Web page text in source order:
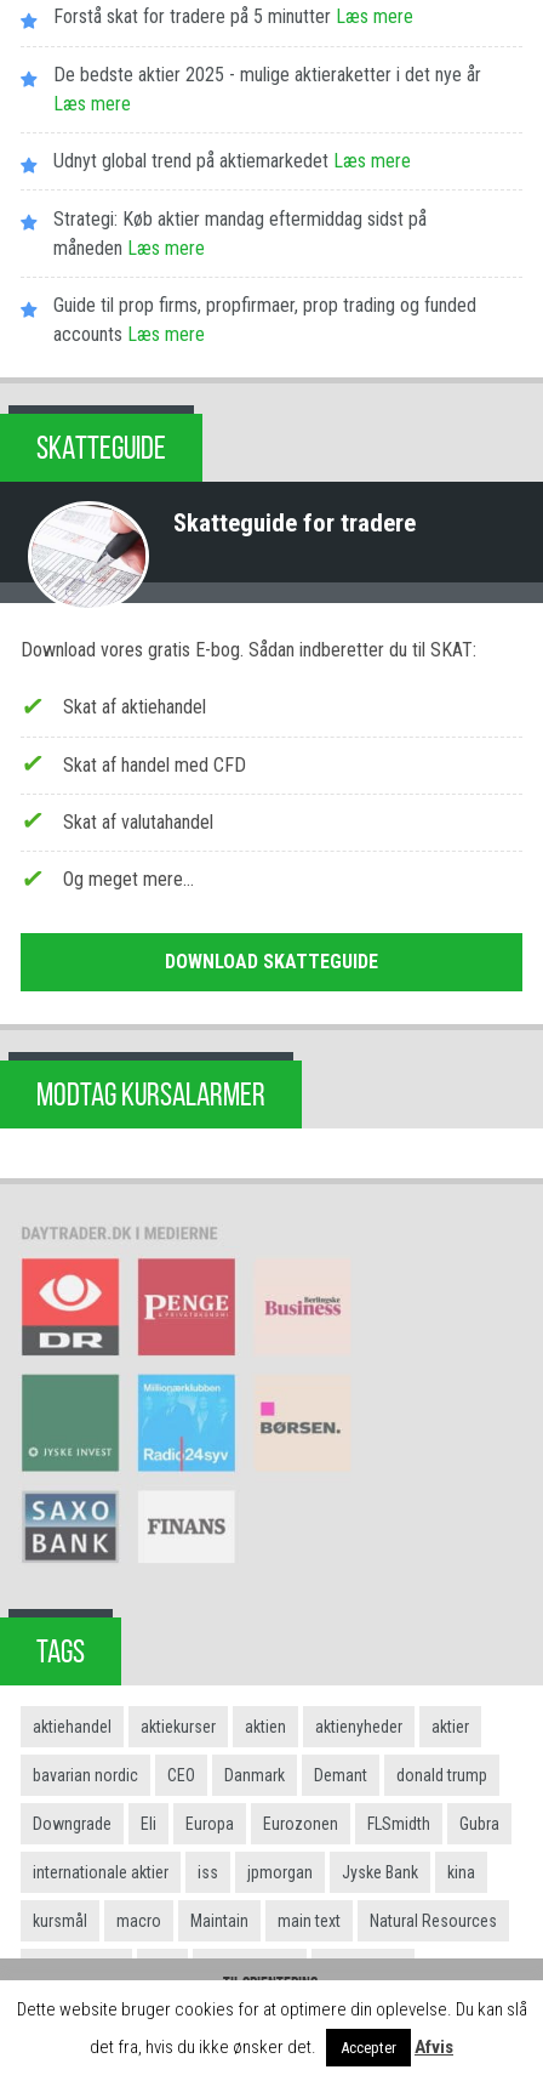
Forstå skat for tradere på 5 minutter Læs mere
De bedste aktier 2025 - mulige aktieraketter i det nye år
Læs mere
Udnyt global trend på aktiemarkedet Læs mere
Strategi: Køb aktier mandag eftermiddag sidst på
måneden Læs mere
Guide til prop firms, propfirmaer, prop trading og funded
accounts Læs mere
SKATTEGUIDE
Skatteguide for tradere
Download vores gratis E-bog. Sådan indberetter du til SKAT:
Skat af aktiehandel
Skat af handel med CFD
Skat af valutahandel
Og meget mere…
DOWNLOAD SKATTEGUIDE
MODTAG KURSALARMER
TAGS
aktiehandel aktiekurser aktien aktienyheder aktier
bavarian nordic CEO Danmark Demant donald trump
Downgrade Eli Europa Eurozonen FLSmidth Gubra
internationale aktier iss jpmorgan Jyske Bank kina
kursmål macro Maintain main text Natural Resources
peter arendt Profit warning regnskab Report Research
TCM Group
Dette website bruger cookies for at optimere din oplevelse. Du kan slå
det fra, hvis du ikke ønsker det.
Accepter Afvis
Til orientering:
Hos daytrader.dk skaber vi gratis indhold og læringsforløb for jer brugere. Det
kan vi blandt andet gøre, fordi vi indgår samarbejde med brokerne, der betaler
for omtale på siden.
Luk